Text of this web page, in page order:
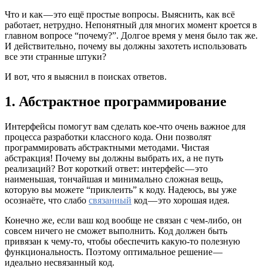
Что и как — это ещё простые вопросы. Выяснить, как всё
работает, нетрудно. Непонятный для многих момент кроется в
главном вопросе “почему?”. Долгое время у меня было так же.
И действительно, почему вы должны захотеть использовать
все эти странные штуки?
И вот, что я выяснил в поисках ответов.
1. Абстрактное программирование
Интерфейсы помогут вам сделать кое-что очень важное для
процесса разработки классного кода. Они позволят
программировать абстрактными методами. Чистая
абстракция! Почему вы должны выбрать их, а не путь
реализаций? Вот короткий ответ: интерфейс — это
наименьшая, тончайшая и минимально сложная вещь,
которую вы можете “приклеить” к коду. Надеюсь, вы уже
осознаёте, что слабо связанный код — это хорошая идея.
Конечно же, если ваш код вообще не связан с чем-либо, он
совсем ничего не сможет выполнить. Код должен быть
привязан к чему-то, чтобы обеспечить какую-то полезную
функциональность. Поэтому оптимальное решение —
идеально несвязанный код.